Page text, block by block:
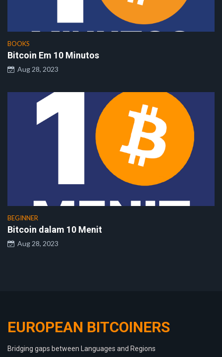
BOOKS
Bitcoin Em 10 Minutos
Aug 28, 2023
BEGINNER
Bitcoin dalam 10 Menit
Aug 28, 2023
EUROPEAN BITCOINERS
Bridging gaps between Languages and Regions